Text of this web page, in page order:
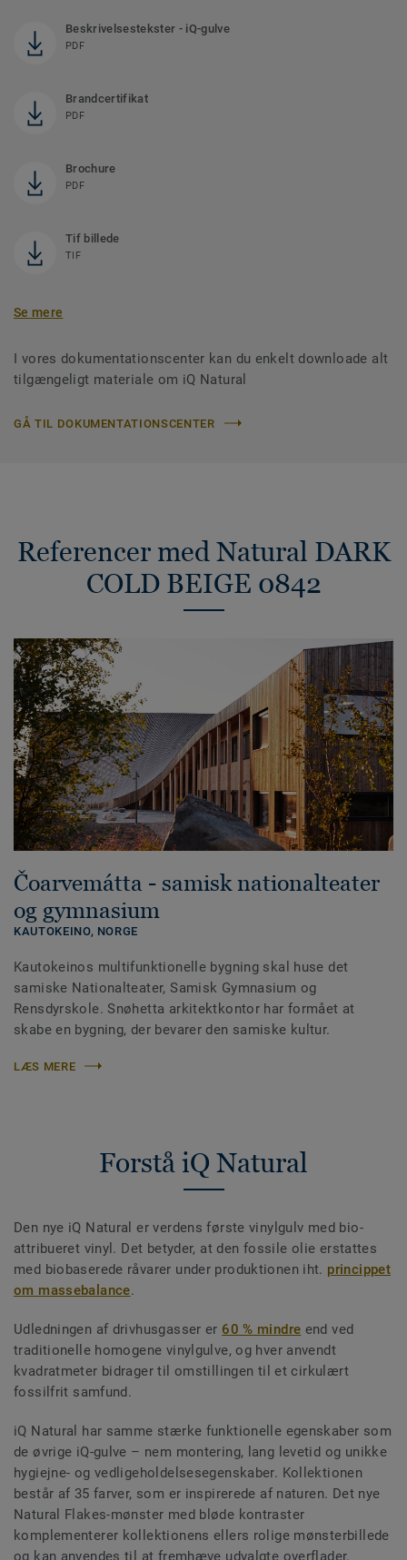
Beskrivelsestekster - iQ-gulve
PDF
Brandcertifikat
PDF
Brochure
PDF
Tif billede
TIF
Se mere
I vores dokumentationscenter kan du enkelt downloade alt
tilgængeligt materiale om iQ Natural
GÅ TIL DOKUMENTATIONSCENTER
Referencer med Natural DARK
COLD BEIGE 0842
Čoarvemátta - samisk nationalteater
og gymnasium
KAUTOKEINO, NORGE
Kautokeinos multifunktionelle bygning skal huse det
samiske Nationalteater, Samisk Gymnasium og
Rensdyrskole. Snøhetta arkitektkontor har formået at
skabe en bygning, der bevarer den samiske kultur.
LÆS MERE
Forstå iQ Natural
Den nye iQ Natural er verdens første vinylgulv med bio-
attribueret vinyl. Det betyder, at den fossile olie erstattes
med biobaserede råvarer under produktionen iht. princippet
om massebalance.
Udledningen af drivhusgasser er 60 % mindre end ved
traditionelle homogene vinylgulve, og hver anvendt
kvadratmeter bidrager til omstillingen til et cirkulært
fossilfrit samfund.
iQ Natural har samme stærke funktionelle egenskaber som
de øvrige iQ-gulve – nem montering, lang levetid og unikke
hygiejne- og vedligeholdelsesegenskaber. Kollektionen
består af 35 farver, som er inspirerede af naturen. Det nye
Natural Flakes-mønster med bløde kontraster
komplementerer kollektionens ellers rolige mønsterbillede
og kan anvendes til at fremhæve udvalgte overflader.